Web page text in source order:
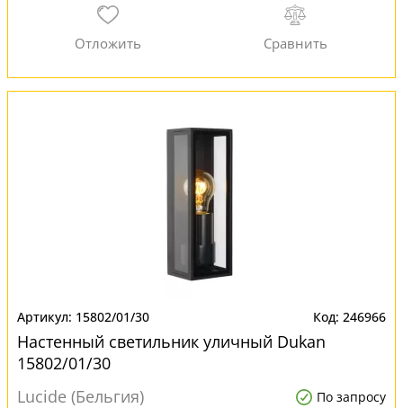
15802/01/30 246966
Настенный светильник уличный Dukan
15802/01/30
Lucide (Бельгия)
По запросу